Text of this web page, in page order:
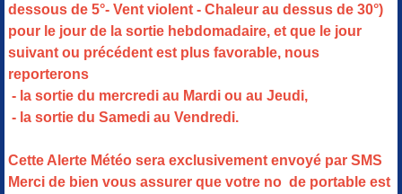
dessous de 5°- Vent violent - Chaleur au dessus de 30°)
pour le jour de la sortie hebdomadaire, et que le jour
suivant ou précédent est plus favorable, nous
reporterons
- la sortie du mercredi au Mardi ou au Jeudi,
- la sortie du Samedi au Vendredi.
Cette Alerte Météo sera exclusivement envoyé par SMS
Merci de bien vous assurer que votre no de portable est